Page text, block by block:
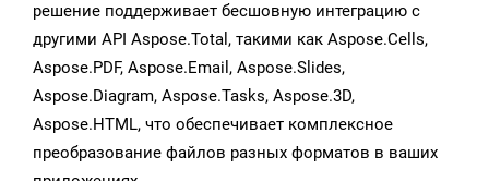
решение поддерживает бесшовную интеграцию с
другими API Aspose.Total, такими как Aspose.Cells,
Aspose.PDF, Aspose.Email, Aspose.Slides,
Aspose.Diagram, Aspose.Tasks, Aspose.3D,
Aspose.HTML, что обеспечивает комплексное
преобразование файлов разных форматов в ваших